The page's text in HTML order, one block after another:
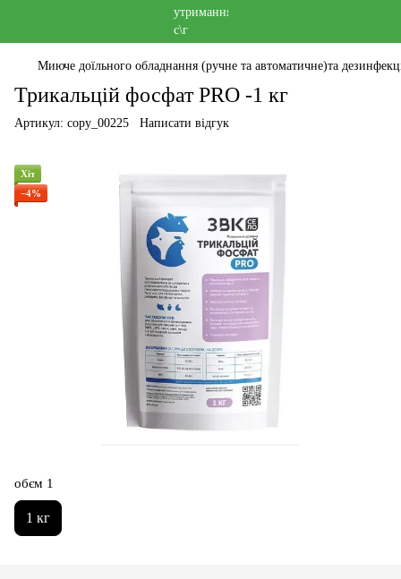
Миюче доїльного обладнання (ручне та автоматичне)та
Трикальцій фосфат PRO -1 кг
Артикул: copy_00225 Написати відгук
Хіт
−4%
обєм 1
1 кг